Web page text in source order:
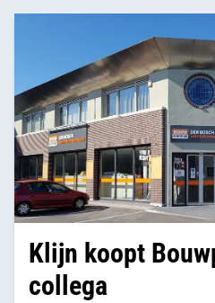
per ondernemer, groot of
Klijn koopt
collega